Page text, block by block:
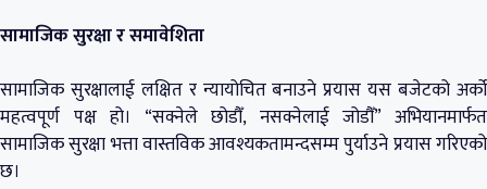
सामाजिक सुरक्षा र समावेशिता
सामाजिक सुरक्षालाई लक्षित र न्यायोचित बनाउने प्रयास यस बजेटको अर्को
महत्वपूर्ण पक्ष हो। “सक्नेले छोडौँ, नसक्नेलाई जोडौँ” अभियानमार्फत
सामाजिक सुरक्षा भत्ता वास्तविक आवश्यकतामन्दसम्म पुर्याउने प्रयास गरिएको
छ।